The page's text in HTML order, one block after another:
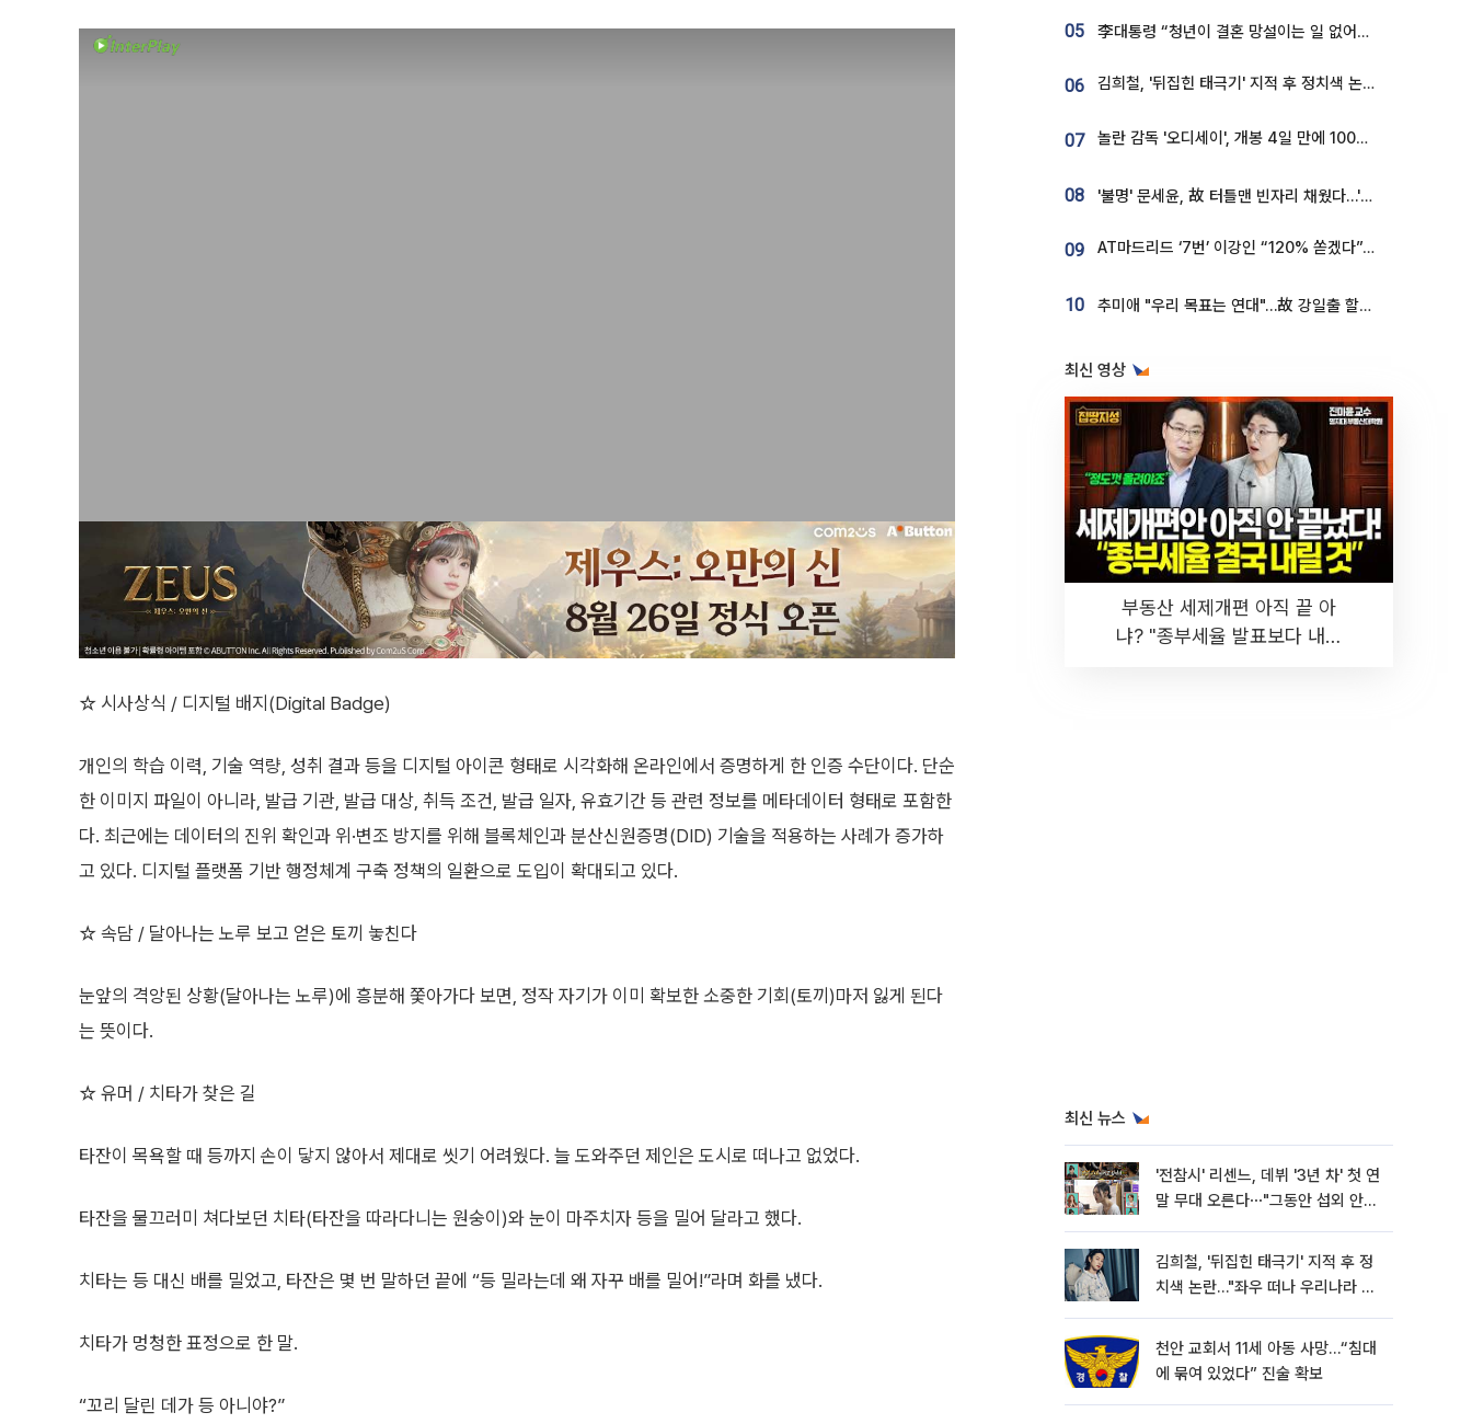
☆ 시사상식 / 디지털 배지(Digital Badge)
개인의 학습 이력, 기술 역량, 성취 결과 등을 디지털 아이콘 형태로 시각화해 온라인에서 증명하게 한 인증 수단이다. 단순
한 이미지 파일이 아니라, 발급 기관, 발급 대상, 취득 조건, 발급 일자, 유효기간 등 관련 정보를 메타데이터 형태로 포함한
다. 최근에는 데이터의 진위 확인과 위·변조 방지를 위해 블록체인과 분산신원증명(DID) 기술을 적용하는 사례가 증가하
고 있다. 디지털 플랫폼 기반 행정체계 구축 정책의 일환으로 도입이 확대되고 있다.
☆ 속담 / 달아나는 노루 보고 얻은 토끼 놓친다
눈앞의 격앙된 상황(달아나는 노루)에 흥분해 쫓아가다 보면, 정작 자기가 이미 확보한 소중한 기회(토끼)마저 잃게 된다
는 뜻이다.
☆ 유머 / 치타가 찾은 길
타잔이 목욕할 때 등까지 손이 닿지 않아서 제대로 씻기 어려웠다. 늘 도와주던 제인은 도시로 떠나고 없었다.
타잔을 물끄러미 쳐다보던 치타(타잔을 따라다니는 원숭이)와 눈이 마주치자 등을 밀어 달라고 했다.
치타는 등 대신 배를 밀었고, 타잔은 몇 번 말하던 끝에 “등 밀라는데 왜 자꾸 배를 밀어!”라며 화를 냈다.
치타가 멍청한 표정으로 한 말.
“꼬리 달린 데가 등 아니야?”
05 李대통령 “청년이 결혼 망설이는 일 없어야...제도상 불이익 조사”
06 김희철, '뒤집힌 태극기' 지적 후 정치색 논란…"좌우 떠나 우리나라 국기"
07 놀란 감독 '오디세이', 개봉 4일 만에 100만 돌파⋯'왕사남' 보다 빠르다
08 '불명' 문세윤, 故 터틀맨 빈자리 채웠다…'거북이' 눈물의 최종 우승
09 AT마드리드 ‘7번’ 이강인 “120% 쏟겠다”⋯시메오네 감독 “필요한 선수”
10 추미애 "우리 목표는 연대"…故 강일출 할머니 흉상 제막
최신 영상
부동산 세제개편 아직 끝 아
냐? "종부세율 발표보다 내릴
최신 뉴스
'전참시' 리센느, 데뷔 '3년 차' 첫 연
말 무대 오른다⋯"그동안 섭외 안
김희철, '뒤집힌 태극기' 지적 후 정
치색 논란…"좌우 떠나 우리나라 국
천안 교회서 11세 아동 사망…“침대
에 묶여 있었다” 진술 확보